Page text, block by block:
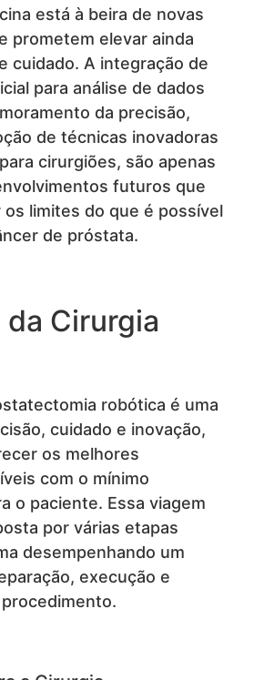
está à beira de novas
prometem elevar ainda
cuidado. A integração de
para análise de dados
da precisão,
de técnicas inovadoras
cirurgiões, são apenas
futuros que
os limites do que é possível
de próstata.
da Cirurgia
robótica é uma
cuidado e inovação,
os melhores
com o mínimo
o paciente. Essa viagem
por várias etapas
desempenhando um
execução e